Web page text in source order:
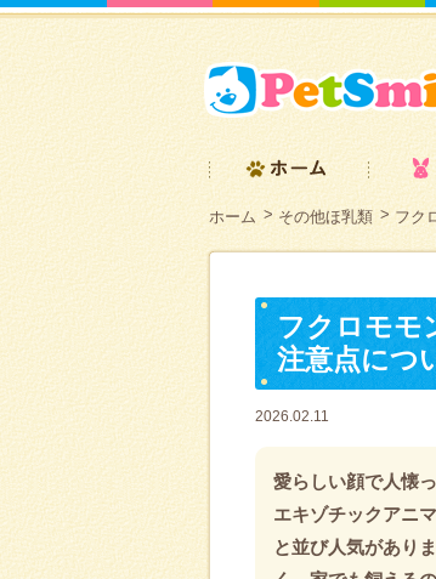
ホーム その他ほ乳類 フク
フクロモモ
注意点につ
2026.02.11
愛らしい顔で人懐
エキゾチックアニ
と並び人気があり